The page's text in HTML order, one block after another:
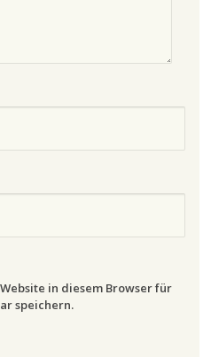
in diesem Browser für
speichern.